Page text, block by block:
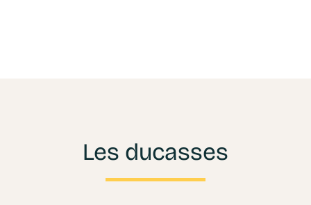
Les ducasses